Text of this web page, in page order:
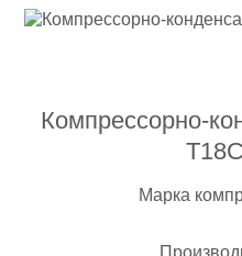
Компрессорно-
Марка